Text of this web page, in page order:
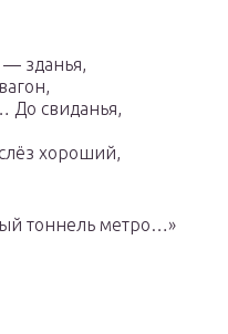
— зданья,
свиданья,
хороший,
тоннель метро…»